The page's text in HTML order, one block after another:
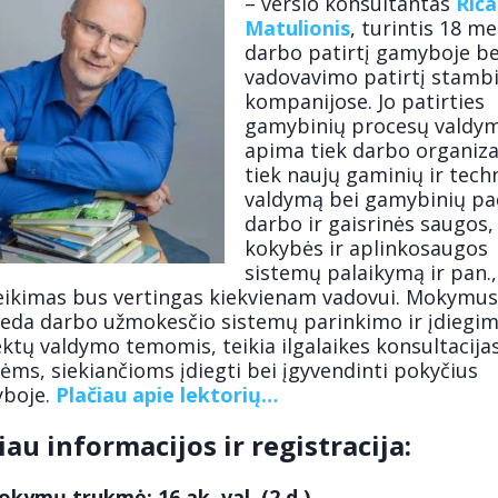
Matulionis, turintis 18
darbo patirtį gamyboje
vadovavimo patirtį
kompanijose. Jo patirties
gamybinių procesų
apima tiek darbo
tiek naujų gaminių ir
valdymą bei gamybinių
darbo ir gaisrinės saugos,
kokybės ir aplinkosaugos
sistemų palaikymą ir pan.,
bus vertingas kiekvienam vadovui.
darbo užmokesčio sistemų parinkimo ir
valdymo temomis, teikia ilgalaikes
siekiančioms įdiegti bei įgyvendinti pokyčius
Plačiau apie lektorių…
informacijos ir registracija: